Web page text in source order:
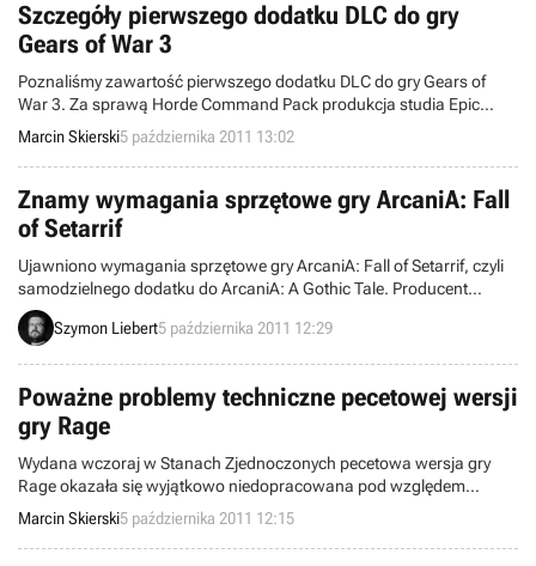
Szczegóły pierwszego dodatku DLC do gry
Gears of War 3
Poznaliśmy zawartość pierwszego dodatku DLC do gry Gears of
War 3. Za sprawą Horde Command Pack produkcja studia Epic
Games zostanie wzbogacona o nowe mapy, grywalne postacie,
skórki na bronie oraz ulepszenia fortyfikacji dostępnych w trybie
Hordy.
Marcin Skierski5 października 2011 13:02
Znamy wymagania sprzętowe gry ArcaniA: Fall
of Setarrif
Ujawniono wymagania sprzętowe gry ArcaniA: Fall of Setarrif, czyli
samodzielnego dodatku do ArcaniA: A Gothic Tale. Producent
odpowiedzialny za tytuł wypuścił też kilka nowych obrazków. W grze
ponownie wcielimy się w bezimiennego śmiałka i ruszymy na
Szymon Liebert5 października 2011 12:29
Poważne problemy techniczne pecetowej wersji
gry Rage
Wydana wczoraj w Stanach Zjednoczonych pecetowa wersja gry
Rage okazała się wyjątkowo niedopracowana pod względem
technicznym. Gracze mają duże kłopoty z poprawnym
wyświetlaniem oprawy graficznej. Wydawca sugeruje, w jaki sposób
można załagodzić problem.
Marcin Skierski5 października 2011 12:15